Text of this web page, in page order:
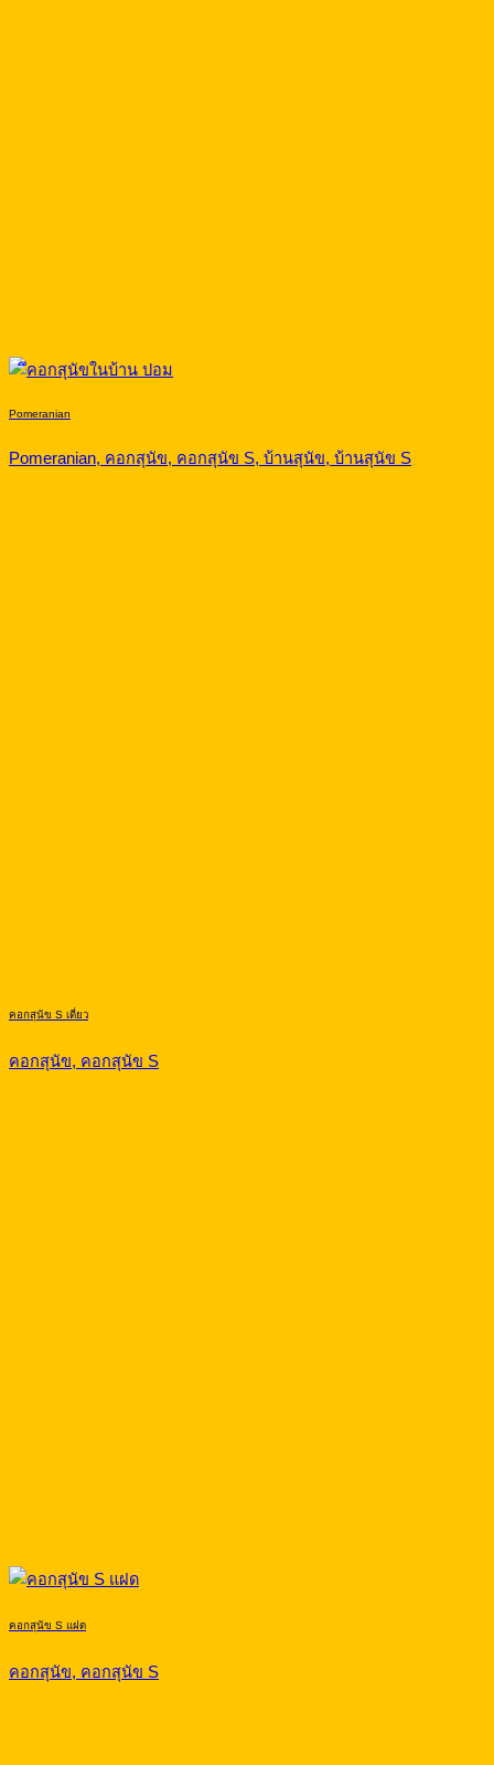
Pomeranian
Pomeranian, คอกสุนัข, คอกสุนัข S, บ้านสุนัข, บ้านสุนัข S
คอกสุนัข S เดี่ยว
คอกสุนัข, คอกสุนัข S
คอกสุนัข S แฝด
คอกสุนัข, คอกสุนัข S